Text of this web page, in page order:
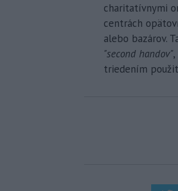
charitatívnymi
centrách
alebo bazárov.
"second handov"
triedením